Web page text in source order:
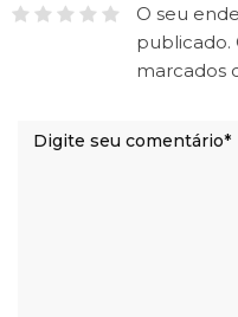
O seu
publicado.
marcados